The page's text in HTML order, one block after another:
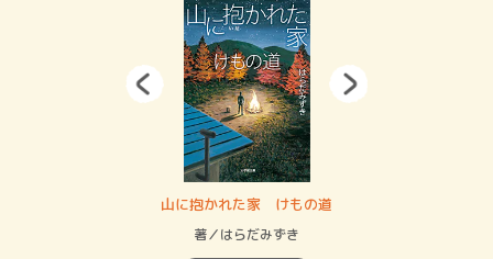
山に抱かれた家 けもの道
著／はらだみずき